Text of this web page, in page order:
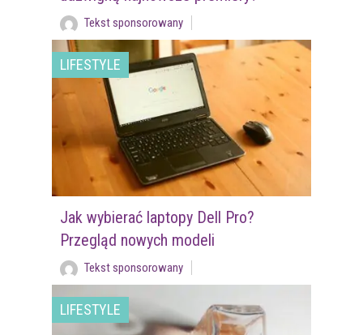
Tekst sponsorowany
LIFESTYLE
Jak wybierać laptopy Dell Pro?
Przegląd nowych modeli
Tekst sponsorowany
LIFESTYLE